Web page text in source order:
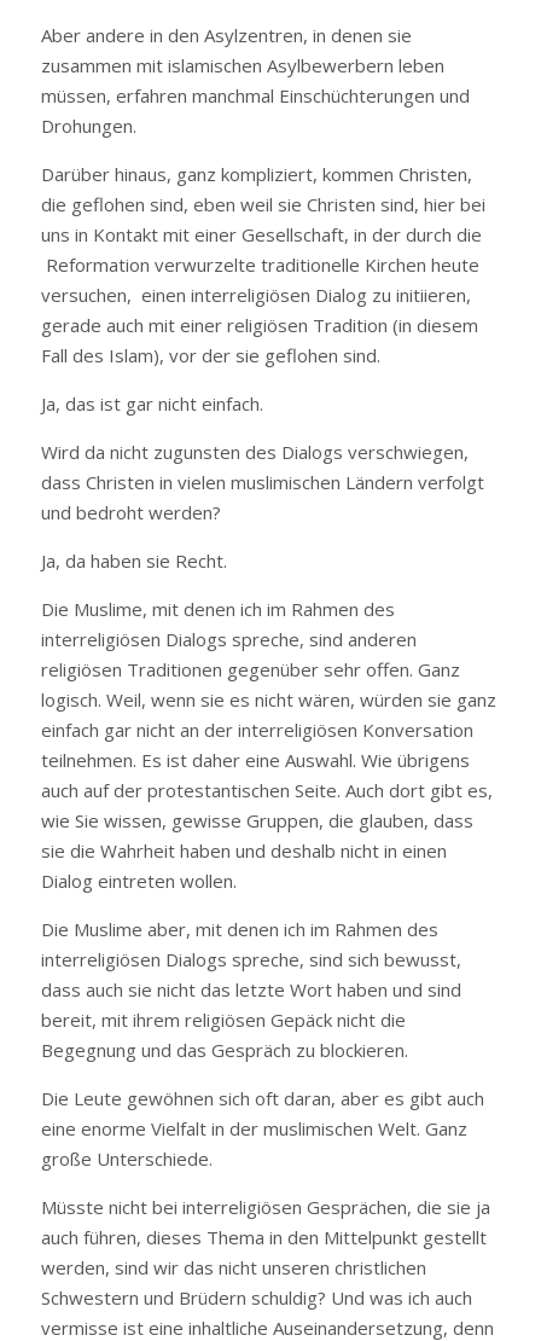
Aber andere in den Asylzentren, in denen sie
zusammen mit islamischen Asylbewerbern leben
müssen, erfahren manchmal Einschüchterungen und
Drohungen.
Darüber hinaus, ganz kompliziert, kommen Christen,
die geflohen sind, eben weil sie Christen sind, hier bei
uns in Kontakt mit einer Gesellschaft, in der durch die
Reformation verwurzelte traditionelle Kirchen heute
versuchen, einen interreligiösen Dialog zu initiieren,
gerade auch mit einer religiösen Tradition (in diesem
Fall des Islam), vor der sie geflohen sind.
Ja, das ist gar nicht einfach.
Wird da nicht zugunsten des Dialogs verschwiegen,
dass Christen in vielen muslimischen Ländern verfolgt
und bedroht werden?
Ja, da haben sie Recht.
Die Muslime, mit denen ich im Rahmen des
interreligiösen Dialogs spreche, sind anderen
religiösen Traditionen gegenüber sehr offen. Ganz
logisch. Weil, wenn sie es nicht wären, würden sie ganz
einfach gar nicht an der interreligiösen Konversation
teilnehmen. Es ist daher eine Auswahl. Wie übrigens
auch auf der protestantischen Seite. Auch dort gibt es,
wie Sie wissen, gewisse Gruppen, die glauben, dass
sie die Wahrheit haben und deshalb nicht in einen
Dialog eintreten wollen.
Die Muslime aber, mit denen ich im Rahmen des
interreligiösen Dialogs spreche, sind sich bewusst,
dass auch sie nicht das letzte Wort haben und sind
bereit, mit ihrem religiösen Gepäck nicht die
Begegnung und das Gespräch zu blockieren.
Die Leute gewöhnen sich oft daran, aber es gibt auch
eine enorme Vielfalt in der muslimischen Welt. Ganz
große Unterschiede.
Müsste nicht bei interreligiösen Gesprächen, die sie ja
auch führen, dieses Thema in den Mittelpunkt gestellt
werden, sind wir das nicht unseren christlichen
Schwestern und Brüdern schuldig? Und was ich auch
vermisse ist eine inhaltliche Auseinandersetzung, denn